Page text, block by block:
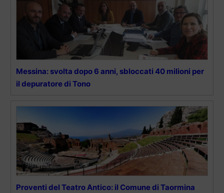
Messina: svolta dopo 6 anni, sbloccati 40 milioni per
il depuratore di Tono
Proventi del Teatro Antico: il Comune di Taormina